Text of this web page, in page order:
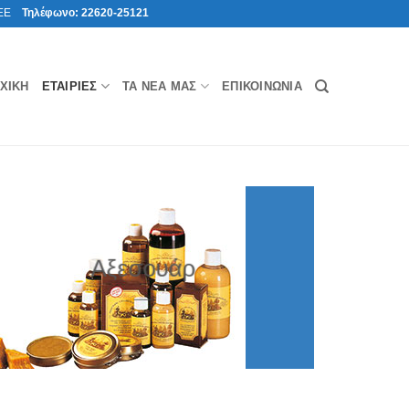
Τηλέφωνο: 22620-25121
ΕΤΑΙΡΊΕΣ ΤΑ ΝΈΑ ΜΑΣ ΕΠΙΚΟΙΝΩΝΊΑ
Αξεσουάρ
___